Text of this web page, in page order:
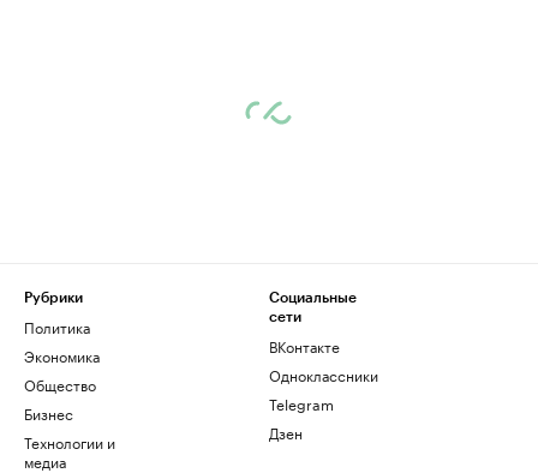
Рубрики
Политика
Экономика
Общество
Бизнес
Технологии и
медиа
Социальные
сети
ВКонтакте
Одноклассники
Telegram
Дзен